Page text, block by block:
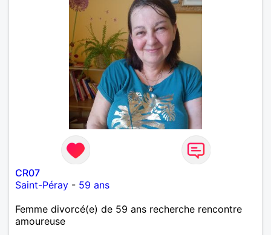
CR07
Saint-Péray - 59 ans
Femme divorcé(e) de 59 ans recherche rencontre
amoureuse